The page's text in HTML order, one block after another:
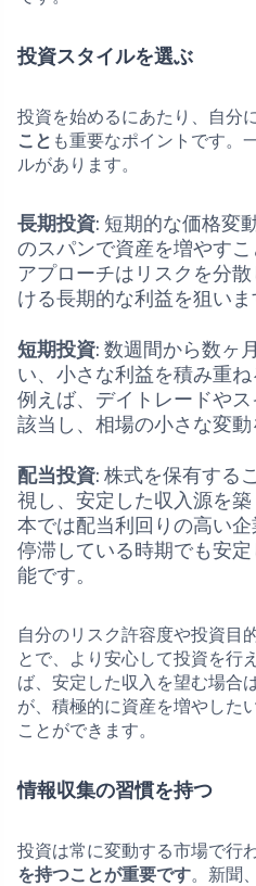
投資スタイルを選ぶ
投資を始めるにあたり、自分
こと も重要なポイントです。
ルがあります。
長期投資: 短期的な価格変
のスパンで資産を増やす
アプローチはリスクを分
ける長期的な利益を狙いま
短期投資: 数週間から数ヶ
い、小さな利益を積み重ね
例えば、デイトレードや
該当し、相場の小さな変動
配当投資: 株式を保有する
視し、安定した収入源を
本では配当利回りの高い
停滞している時期でも安
能です。
自分のリスク許容度や投資目
とで、より安心して投資を行
ば、安定した収入を望む場合
が、積極的に資産を増やした
ことができます。
情報収集の習慣を持つ
投資は常に変動する市場で行
を持つことが重要です。新聞